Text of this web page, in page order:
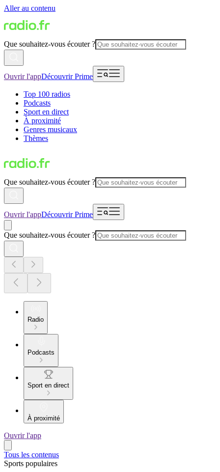
Aller au contenu
Que souhaitez-vous écouter ?
Ouvrir l'appDécouvrir Prime
Top 100 radios
Podcasts
Sport en direct
À proximité
Genres musicaux
Thèmes
Que souhaitez-vous écouter ?
Ouvrir l'appDécouvrir Prime
Que souhaitez-vous écouter ?
Radio
Podcasts
Sport en direct
À proximité
Ouvrir l'app
Tous les contenus
Sports populaires